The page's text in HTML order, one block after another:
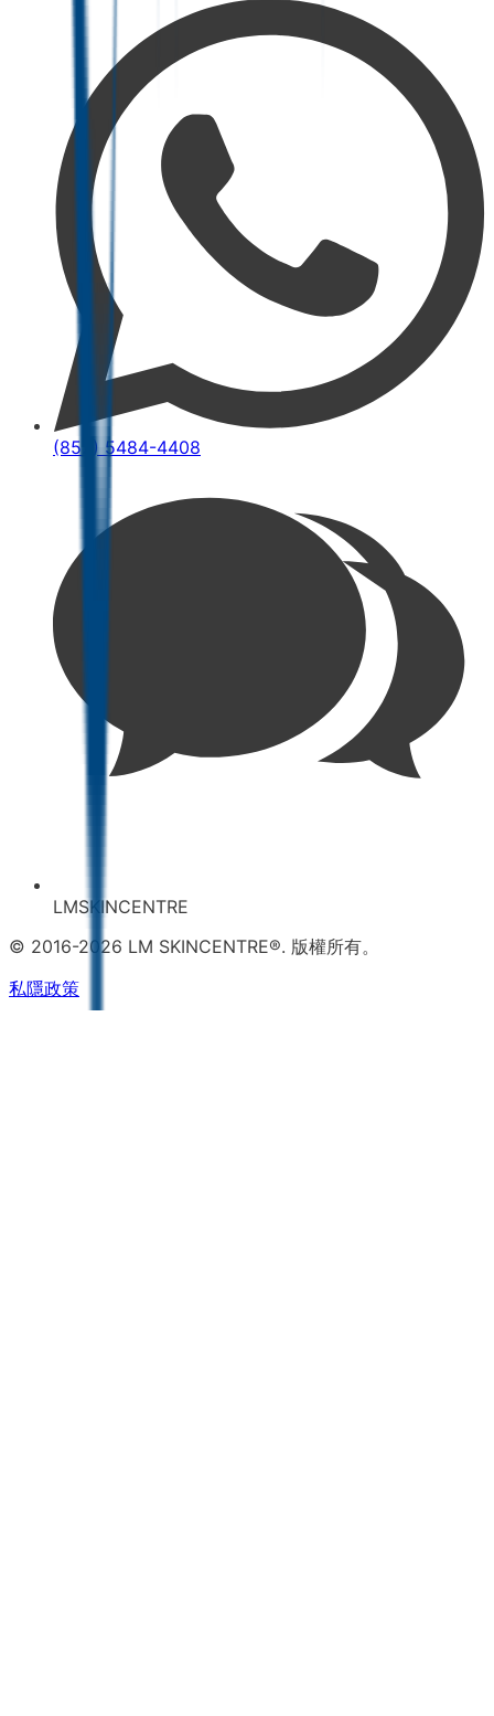
(852) 5484-4408
LMSKINCENTRE
© 2016-2026 LM SKINCENTRE®. 版權所有。
私隱政策